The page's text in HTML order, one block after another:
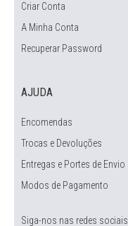
Criar Conta
A Minha Conta
Recuperar Password
AJUDA
Encomendas
Trocas e Devoluções
Entregas e Portes de Envio
Modos de Pagamento
Siga-nos nas redes sociais